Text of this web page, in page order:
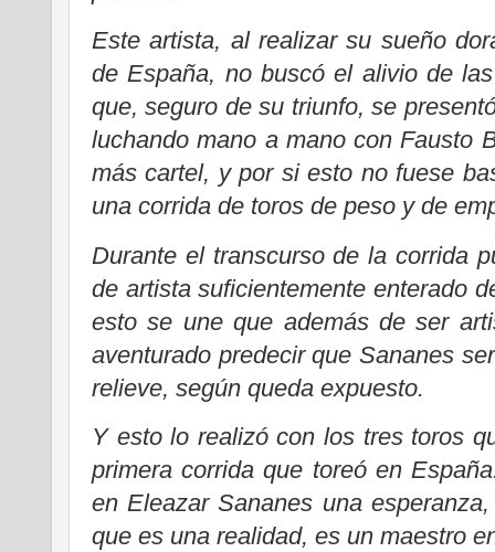
Este artista, al realizar su sueño
de España, no buscó el alivio de
que, seguro de su triunfo, se
luchando mano a mano con Fausto
más cartel, y por si esto no fuese
una corrida de toros de peso y de
Durante el transcurso de la corrida
de artista suficientemente enterado
esto se une que además de ser
aventurado predecir que Sananes
relieve, según queda expuesto.
Y esto lo realizó con los tres toros
primera corrida que toreó en
en Eleazar Sananes una
que es una realidad, es un maestro